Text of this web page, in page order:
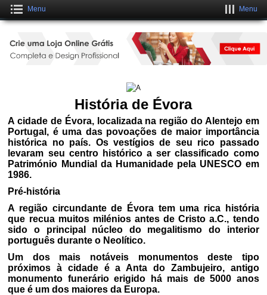
Menu Menu
História de Évora
A cidade de Évora, localizada na região do Alentejo em
Portugal, é uma das povoações de maior importância
histórica no país. Os vestígios de seu rico passado
levaram seu centro histórico a ser classificado como
Património Mundial da Humanidade pela UNESCO em
1986.
Pré-história
A região circundante de Évora tem uma rica história
que recua muitos milénios antes de Cristo a.C., tendo
sido o principal núcleo do megalitismo do interior
português durante o Neolítico.
Um dos mais notáveis monumentos deste tipo
próximos à cidade é a Anta do Zambujeiro, antigo
monumento funerário erigido há mais de 5000 anos
que é um dos maiores da Europa.
Crie um Site Grátis Fantástico